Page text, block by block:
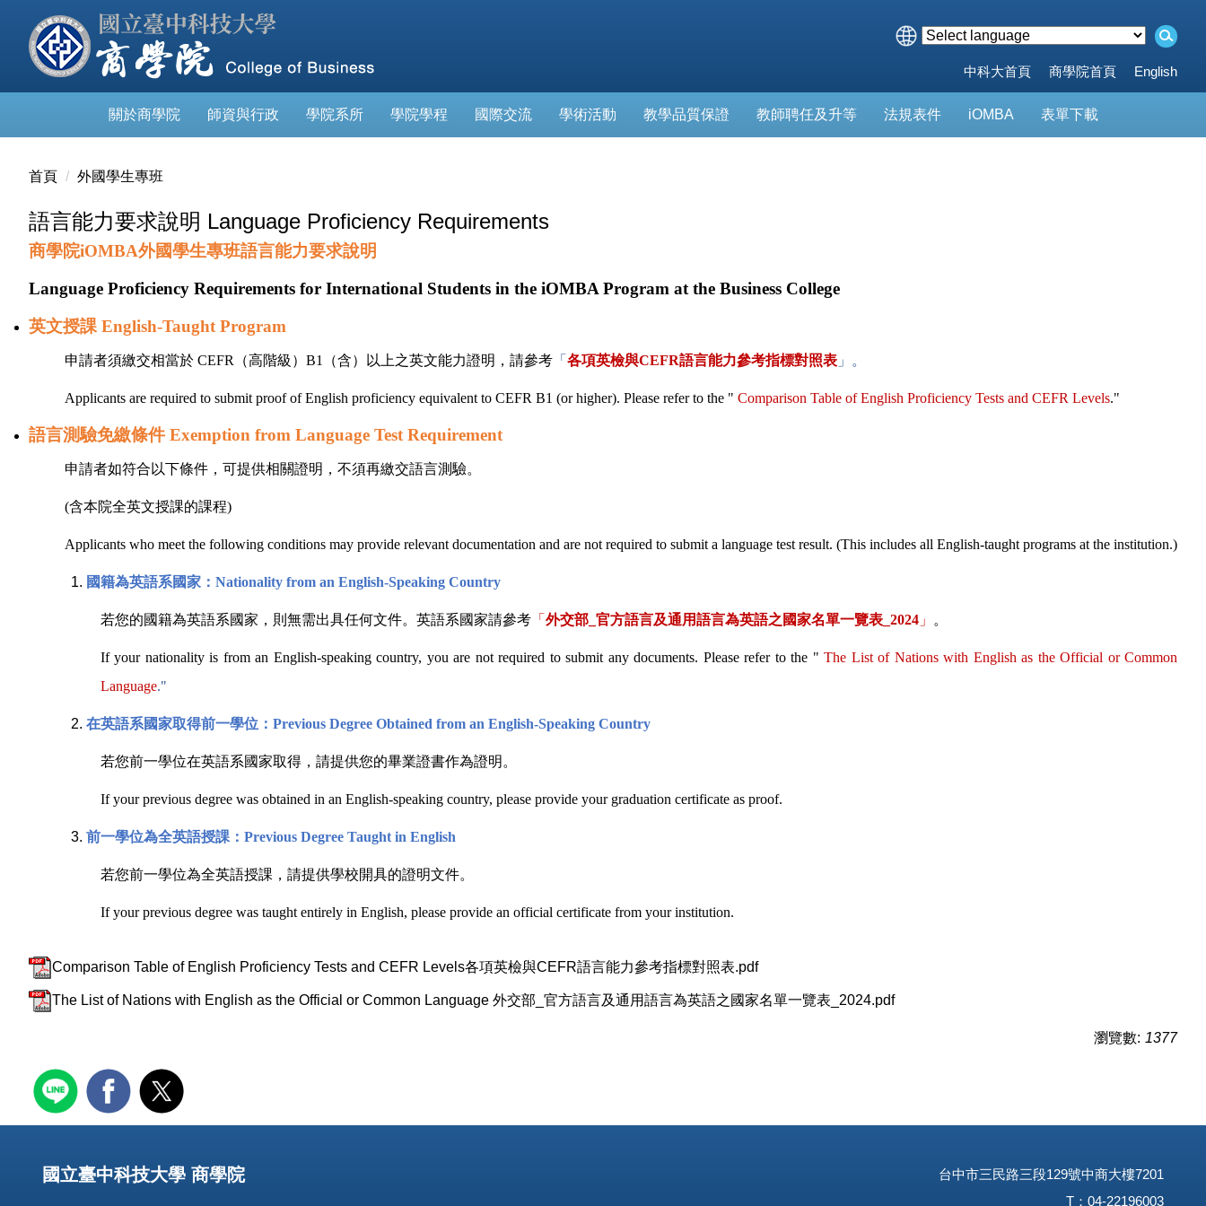
中科大首頁 商學院首頁 English
關於商學院 師資與行政 學院系所 學院學程 國際交流 學術活動 教學品質保證 教師聘任及升等 法規表件 iOMBA 表單下載
首頁 外國學生專班
語言能力要求說明 Language Proficiency Requirements
商學院iOMBA外國學生專班語言能力要求說明
Language Proficiency Requirements for International Students in the iOMBA Program at the Business College
英文授課 English-Taught Program
申請者須繳交相當於 CEFR （高階級） B1 （含）以上之英文能力證明，請參考 「 各項英檢與CEFR語言能力參考指標對照表 」。
Applicants are required to submit proof of English proficiency equivalent to CEFR B1 (or higher). Please refer to the " Comparison Table of English Proficiency Tests and CEFR Levels."
語言測驗免繳條件 Exemption from Language Test Requirement
申請者如符合以下條件，可提供相關證明，不須再繳交語言測驗。
(含本院全英文授課的課程)
Applicants who meet the following conditions may provide relevant documentation and are not required to submit a language test result. (This includes all English-taught programs at the institution.)
國籍為英語系國家： Nationality from an English-Speaking Country
若您的國籍為英語系國家，則無需出具任何文件。英語系國家請參考 「 外交部 官方語言及通用語言為英語之國家名單一覽表 _2024 」 。
If your nationality is from an English-speaking country, you are not required to submit any documents. Please refer to the " The List of Nations with English as the Official or Common
Language."
在英語系國家取得前一學位： Previous Degree Obtained from an English-Speaking Country
若您前一學位在英語系國家取得，請提供您的畢業證書作為證明。
If your previous degree was obtained in an English-speaking country, please provide your graduation certificate as proof.
前一學位為全英語授課： Previous Degree Taught in English
若您前一學位為全英語授課，請提供學校開具的證明文件。
If your previous degree was taught entirely in English, please provide an official certificate from your institution.
Comparison Table of English Proficiency Tests and CEFR Levels各項英檢與CEFR語言能力參考指標對照表.pdf
The List of Nations with English as the Official or Common Language 外交部_官方語言及通用語言為英語之國家名單一覽表_2024.pdf
瀏覽數: 1377
國立臺中科技大學 商學院
台中市三民路三段129號中商大樓7201
T：04-22196003